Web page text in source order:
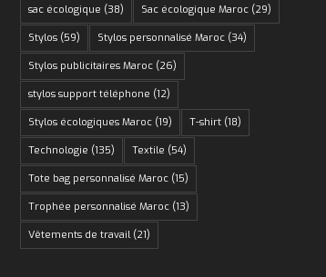
sac écologique (38) Sac écologique Maroc (29)
Stylos (59) Stylos personnalisé Maroc (34)
Stylos publicitaires Maroc (26)
stylos support téléphone (12)
Stylos écologiques Maroc (19) T-shirt (18)
Technologie (135) Textile (54)
Tote bag personnalisé Maroc (15)
Trophée personnalisé Maroc (13)
Vêtements de travail(21)